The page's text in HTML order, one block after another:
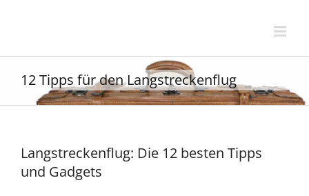
12 Tipps für den Langstreckenflug
Langstreckenflug: Die 12 besten Tipps
und Gadgets